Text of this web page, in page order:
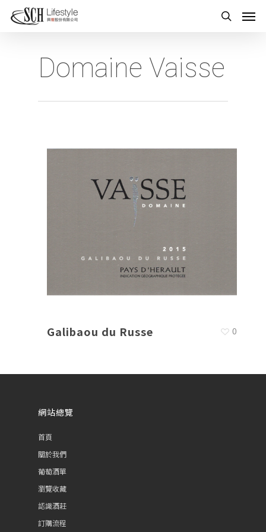
Domaine Vaisse
Galibaou du Russe 0
網站總覽
首頁
關於我們
葡萄酒單
瀏覽收藏
認識酒莊
訂購流程